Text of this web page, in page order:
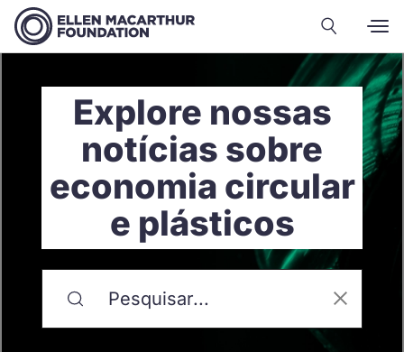
Explore nossas
notícias sobre
economia circular
e plásticos